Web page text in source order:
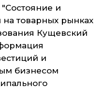
"Состояние и
товарных рынках
Кущевский
и
бизнесом